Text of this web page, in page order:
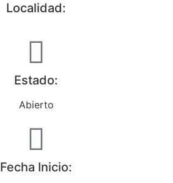
Localidad:
Estado:
Abierto
Fecha Inicio: